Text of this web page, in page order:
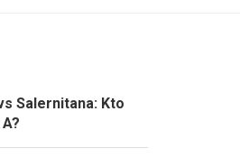
Salernitana: Kto